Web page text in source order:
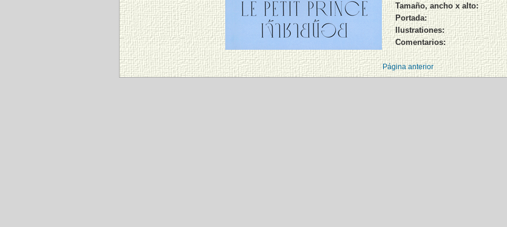
Tamaño, ancho x alto:
Portada:
Ilustrationes:
Comentarios:
Página anterior